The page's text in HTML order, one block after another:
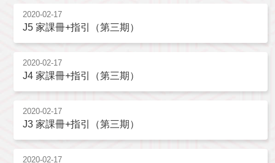
2020-02-17
J5 家課冊+指引（第三期）
2020-02-17
J4 家課冊+指引（第三期）
2020-02-17
J3 家課冊+指引（第三期）
2020-02-17